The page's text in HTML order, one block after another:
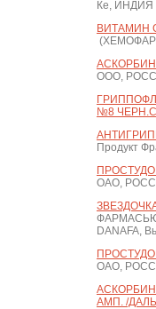
Ке,
ВИТАМИН
ООО,
№8
Продукт
ОАО,
DANAFA,
ОАО,
АМП. /